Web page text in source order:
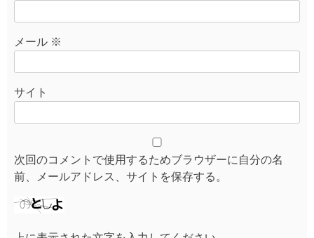
メール ※
サイト
次回のコメントで使用するためブラウザーに自分の名
前、メールアドレス、サイトを保存する。